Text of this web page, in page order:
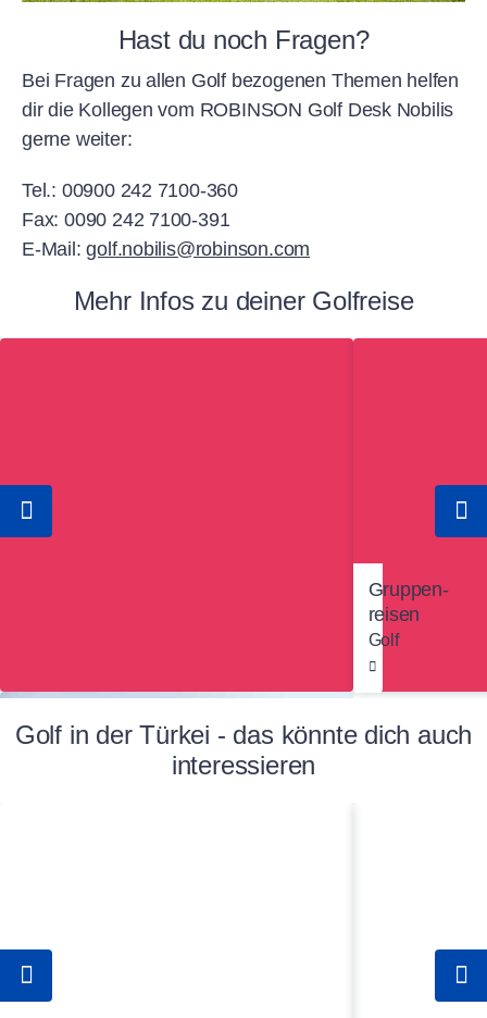
Hast du noch Fragen?
Bei Fragen zu allen Golf bezogenen Themen helfen
dir die Kollegen vom ROBINSON Golf Desk Nobilis
gerne weiter:
Tel.: 00900 242 7100-360
Fax: 0090 242 7100-391
E-Mail:golf.nobilis@robinson.com
Mehr Infos zu deiner Golfreise
Platzreife im Urlaub
Gruppen­
reisen
Golf
Golf in der Türkei - das könnte dich auch
interessieren